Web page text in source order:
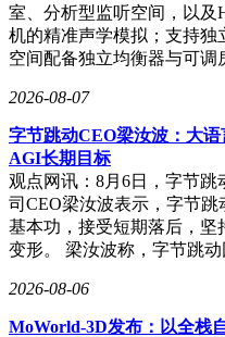
室、分析型监听空间，以及
机的精准声学模拟；支持独
空间配备独立均衡器与可
2026-08-07
字节跳动CEO梁汝波：大
AGI长期目标
观点网讯：8月6日，字节跳
司CEO梁汝波表示，字节
基本功，接受短期落后，
变形。 梁汝波称，字节跳
2026-08-06
MoWorld-3D发布：以全栈